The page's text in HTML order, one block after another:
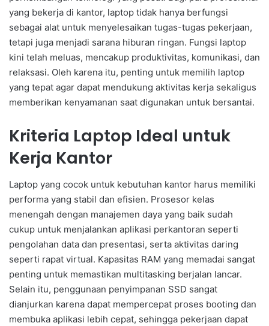
yang bekerja di kantor, laptop tidak hanya berfungsi
sebagai alat untuk menyelesaikan tugas-tugas pekerjaan,
tetapi juga menjadi sarana hiburan ringan. Fungsi laptop
kini telah meluas, mencakup produktivitas, komunikasi, dan
relaksasi. Oleh karena itu, penting untuk memilih laptop
yang tepat agar dapat mendukung aktivitas kerja sekaligus
memberikan kenyamanan saat digunakan untuk bersantai.
Kriteria Laptop Ideal untuk
Kerja Kantor
Laptop yang cocok untuk kebutuhan kantor harus memiliki
performa yang stabil dan efisien. Prosesor kelas
menengah dengan manajemen daya yang baik sudah
cukup untuk menjalankan aplikasi perkantoran seperti
pengolahan data dan presentasi, serta aktivitas daring
seperti rapat virtual. Kapasitas RAM yang memadai sangat
penting untuk memastikan multitasking berjalan lancar.
Selain itu, penggunaan penyimpanan SSD sangat
dianjurkan karena dapat mempercepat proses booting dan
membuka aplikasi lebih cepat, sehingga pekerjaan dapat